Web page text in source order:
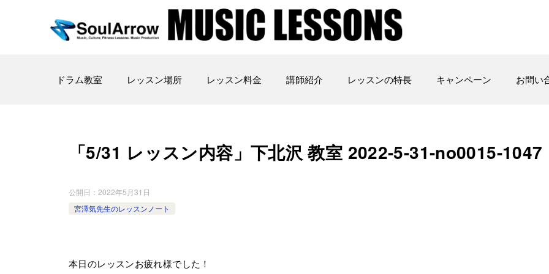
ドラム教室 レッスン場所 レッスン料金 講師紹介 レッスンの特長 キャンペーン お問い
「5/31 レッスン内容」下北沢 教室 2022-5-31-no0015-1047
公開日： 2022年5月31日
宮澤気先生のレッスンノート
本日のレッスンお疲れ様でした！